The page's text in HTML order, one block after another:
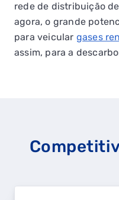
rede de distribuição
agora, o grande
para veicular gases
assim, para a